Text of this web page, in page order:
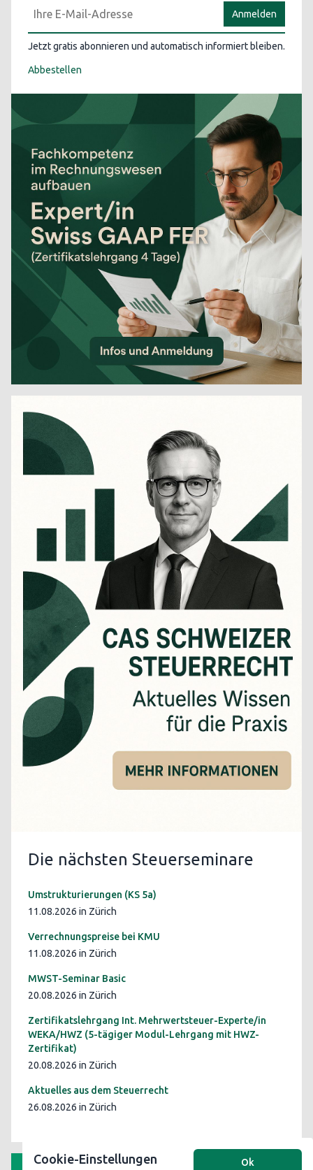
Anmelden
Jetzt gratis abonnieren und automatisch informiert bleiben.
Abbestellen
Die nächsten Steuerseminare
Umstrukturierungen (KS 5a)
11.08.2026 in Zürich
Verrechnungspreise bei KMU
11.08.2026 in Zürich
MWST-Seminar Basic
20.08.2026 in Zürich
Zertifikatslehrgang Int. Mehrwertsteuer-Experte/in
WEKA/HWZ (5-tägiger Modul-Lehrgang mit HWZ-
Zertifikat)
20.08.2026 in Zürich
Aktuelles aus dem Steuerrecht
26.08.2026 in Zürich
Cookie-Einstellungen Ok